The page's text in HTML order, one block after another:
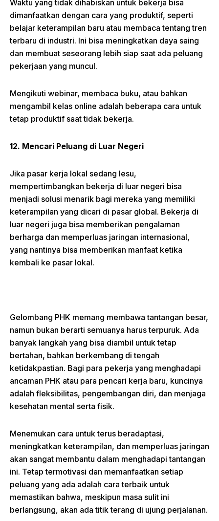
Waktu yang tidak dihabiskan untuk bekerja bisa
dimanfaatkan dengan cara yang produktif, seperti
belajar keterampilan baru atau membaca tentang tren
terbaru di industri. Ini bisa meningkatkan daya saing
dan membuat seseorang lebih siap saat ada peluang
pekerjaan yang muncul.
Mengikuti webinar, membaca buku, atau bahkan
mengambil kelas online adalah beberapa cara untuk
tetap produktif saat tidak bekerja.
12. Mencari Peluang di Luar Negeri
Jika pasar kerja lokal sedang lesu,
mempertimbangkan bekerja di luar negeri bisa
menjadi solusi menarik bagi mereka yang memiliki
keterampilan yang dicari di pasar global. Bekerja di
luar negeri juga bisa memberikan pengalaman
berharga dan memperluas jaringan internasional,
yang nantinya bisa memberikan manfaat ketika
kembali ke pasar lokal.
Gelombang PHK memang membawa tantangan besar,
namun bukan berarti semuanya harus terpuruk. Ada
banyak langkah yang bisa diambil untuk tetap
bertahan, bahkan berkembang di tengah
ketidakpastian. Bagi para pekerja yang menghadapi
ancaman PHK atau para pencari kerja baru, kuncinya
adalah fleksibilitas, pengembangan diri, dan menjaga
kesehatan mental serta fisik.
Menemukan cara untuk terus beradaptasi,
meningkatkan keterampilan, dan memperluas jaringan
akan sangat membantu dalam menghadapi tantangan
ini. Tetap termotivasi dan memanfaatkan setiap
peluang yang ada adalah cara terbaik untuk
memastikan bahwa, meskipun masa sulit ini
berlangsung, akan ada titik terang di ujung perjalanan.